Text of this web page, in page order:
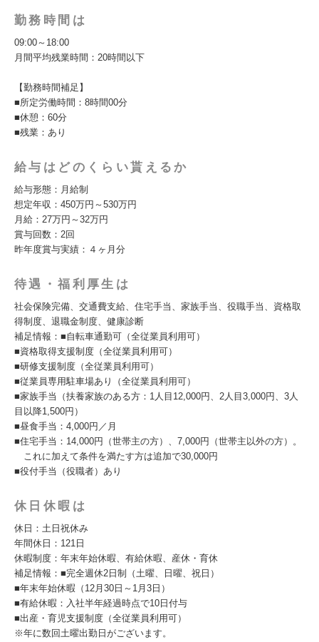
勤務時間は
09:00～18:00
月間平均残業時間：20時間以下
【勤務時間補足】
■所定労働時間：8時間00分
■休憩：60分
■残業：あり
給与はどのくらい貰えるか
給与形態：月給制
想定年収：450万円～530万円
月給：27万円～32万円
賞与回数：2回
昨年度賞与実績：４ヶ月分
待遇・福利厚生は
社会保険完備、交通費支給、住宅手当、家族手当、役職手当、資格取
得制度、退職金制度、健康診断
補足情報：■自転車通勤可（全従業員利用可）
■資格取得支援制度（全従業員利用可）
■研修支援制度（全従業員利用可）
■従業員専用駐車場あり（全従業員利用可）
■家族手当（扶養家族のある方：1人目12,000円、2人目3,000円、3人
目以降1,500円）
■昼食手当：4,000円／月
■住宅手当：14,000円（世帯主の方）、7,000円（世帯主以外の方）。
これに加えて条件を満たす方は追加で30,000円
■役付手当（役職者）あり
休日休暇は
休日：土日祝休み
年間休日：121日
休暇制度：年末年始休暇、有給休暇、産休・育休
補足情報：■完全週休2日制（土曜、日曜、祝日）
■年末年始休暇（12月30日～1月3日）
■有給休暇：入社半年経過時点で10日付与
■出産・育児支援制度（全従業員利用可）
※年に数回土曜出勤日がございます。